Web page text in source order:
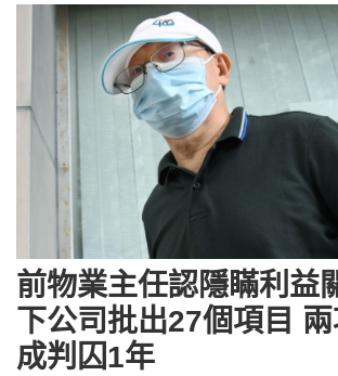
前物業主任認隱瞞利益
下公司批出27個項目
成判囚1年